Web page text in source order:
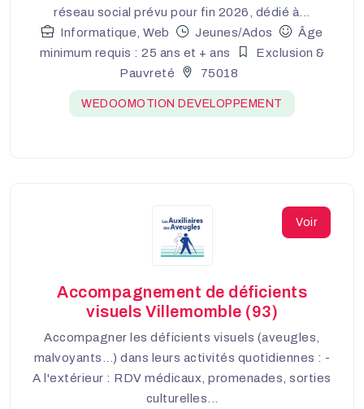
réseau social prévu pour fin 2026, dédié à...
Informatique, Web
Jeunes/Ados
Âge
minimum requis : 25 ans et + ans
Exclusion &
Pauvreté
75018
WEDOOMOTION DEVELOPPEMENT
Voir
Accompagnement de déficients
visuels Villemomble (93)
Accompagner les déficients visuels (aveugles,
malvoyants...) dans leurs activités quotidiennes : -
A l'extérieur : RDV médicaux, promenades, sorties
culturelles...